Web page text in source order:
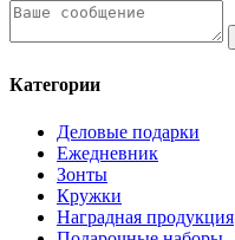
Категории
Деловые подарки
Ежедневник
Зонты
Кружки
Наградная продукция